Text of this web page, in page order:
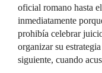
oficial romano hasta
inmediatamente
prohibía celebrar
organizar su
siguiente, cuando